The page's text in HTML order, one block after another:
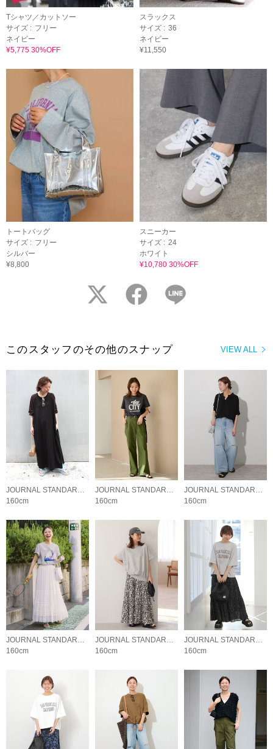
Tシャツ／カットソー
サイズ : フリー
ネイビー
¥5,775 30%OFF
スラックス
サイズ : 36
ネイビー
¥11,550
トートバッグ
サイズ : フリー
シルバー
¥8,800
スニーカー
サイズ : 24
ホワイト
¥10,780 30%OFF
twitter facebook
VIEW ALL
このスタッフのその他のスナップ
JOURNAL STANDARD relume LADYS
160cm
JOURNAL STANDARD relume LADYS
160cm
JOURNAL STANDARD relume LADYS
160cm
JOURNAL STANDARD relume LADYS
160cm
JOURNAL STANDARD relume LADYS
160cm
JOURNAL STANDARD relume LADYS
160cm